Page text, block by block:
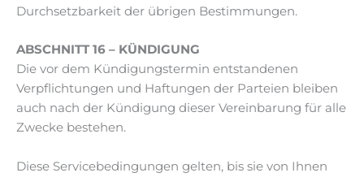
Durchsetzbarkeit der übrigen Bestimmungen.
ABSCHNITT 16 – KÜNDIGUNG
Die vor dem Kündigungstermin entstandenen
Verpflichtungen und Haftungen der Parteien bleiben
auch nach der Kündigung dieser Vereinbarung für alle
Zwecke bestehen.
Diese Servicebedingungen gelten, bis sie von Ihnen